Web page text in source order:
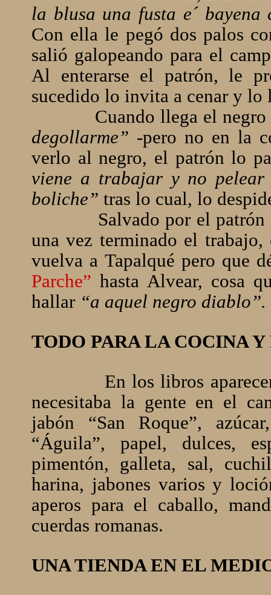
la blusa una fusta e´
Con ella le pegó dos palos
salió galopeando para el
Al enterarse el patrón, le
sucedido lo invita a cenar y
Cuando llega el negro
degollarme” -pero no en la
verlo al negro, el patrón lo
viene a trabajar y no pelear
boliche” tras lo cual, lo
Salvado por el
una vez terminado el
vuelva a Tapalqué pero que
Parche” hasta Alvear, cosa
hallar “a aquel negro diablo”.
TODO PARA LA COCINA
En los libros
necesitaba la gente en el
jabón “San Roque”,
“Águila”, papel, dulces,
pimentón, galleta, sal,
harina, jabones varios y
aperos para el caballo,
cuerdas romanas.
UNA TIENDA EN EL